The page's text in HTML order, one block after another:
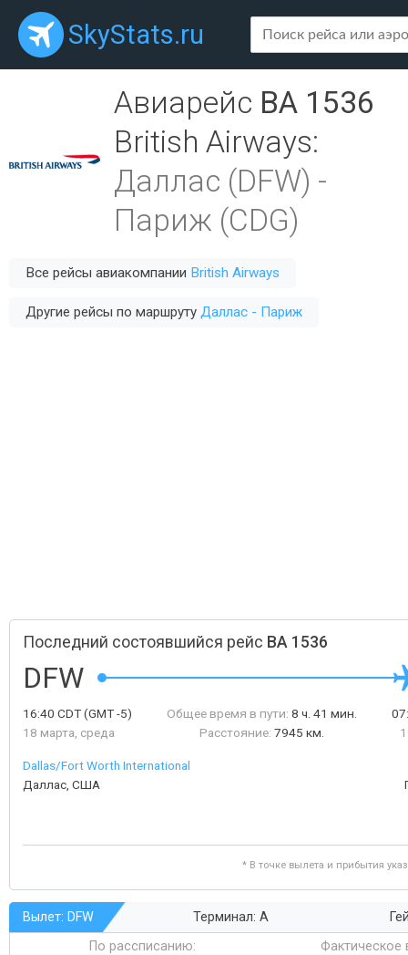
SkyStats.ru
Авиарейс BA 1536
British Airways:
Даллас (DFW) -
Париж (CDG)
Все рейсы авиакомпании British Airways
Другие рейсы по маршруту Даллас - Париж
Последний состоявшийся рейс BA 1536
DFW
16:40 CDT(GMT -5)
18 марта, среда
Общее время в пути: 8 ч. 41 мин.
Расстояние: 7945 км.
Dallas/Fort Worth International
Даллас, США
* В точке вылета и прибытия
Вылет: DFW Терминал: A
По рассписанию:
Фактическое